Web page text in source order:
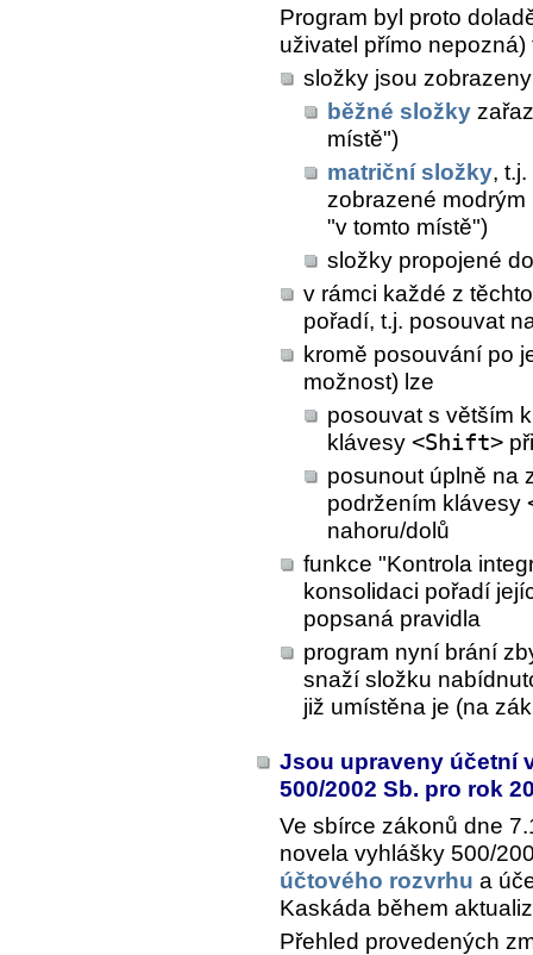
Program byl proto
uživatel přímo
složky jsou
běžné složky
místě")
matriční složky,
zobrazené
"v tomto místě")
složky propojené
v rámci každé z
pořadí, t.j. posouvat
kromě posouvání po
možnost) lze
posouvat s větším
klávesy <Shift>
posunout úplně na
podržením klávesy
nahoru/dolů
funkce "Kontrola
konsolidaci pořadí
popsaná pravidla
program nyní brání
snaží složku
již umístěna je (na
Jsou upraveny účetní
500/2002 Sb. pro rok
Ve sbírce zákonů dne
novela vyhlášky 500/
účtového rozvrhu a
Kaskáda během
Přehled provedených